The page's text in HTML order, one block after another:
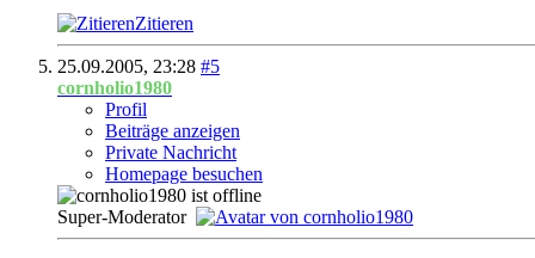
Zitieren
25.09.2005, 23:28 #5
cornholio1980
Profil
Beiträge anzeigen
Private Nachricht
Homepage besuchen
Super-Moderator